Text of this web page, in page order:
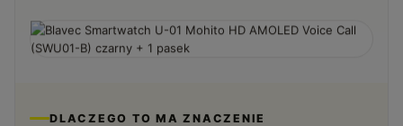
DLACZEGO TO MA ZNACZENIE